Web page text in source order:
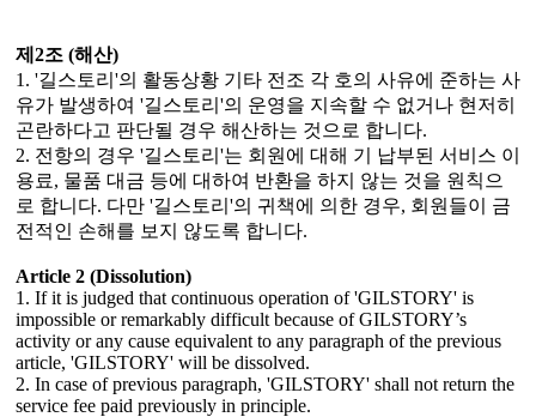
제2조 (해산)
1. '길스토리'의 활동상황 기타 전조 각 호의 사유에 준하는 사
유가 발생하여 '길스토리'의 운영을 지속할 수 없거나 현저히
곤란하다고 판단될 경우 해산하는 것으로 합니다.
2. 전항의 경우 '길스토리'는 회원에 대해 기 납부된 서비스 이
용료, 물품 대금 등에 대하여 반환을 하지 않는 것을 원칙으
로 합니다. 다만 '길스토리'의 귀책에 의한 경우, 회원들이 금
전적인 손해를 보지 않도록 합니다.
Article 2 (Dissolution)
1. If it is judged that continuous operation of 'GILSTORY' is
impossible or remarkably difficult because of GILSTORY’s
activity or any cause equivalent to any paragraph of the previous
article, 'GILSTORY' will be dissolved.
2. In case of previous paragraph, 'GILSTORY' shall not return the
service fee paid previously in principle.